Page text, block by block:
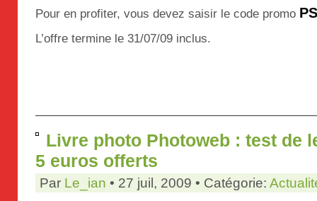
Pour en profiter, vous devez saisir le code promo
L’offre termine le 31/07/09 inclus.
Livre photo Photoweb : test de
5 euros offerts
Par Le_ian • 27 juil, 2009 • Catégorie: